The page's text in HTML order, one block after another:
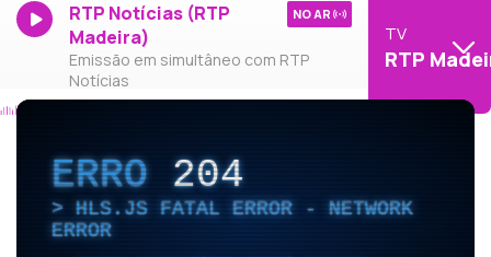
RTP Notícias (RTP
Madeira)
Emissão em simultâneo com RTP
Notícias
NO AR
TV
RTP
ERRO204
HLS.JS FATAL ERROR - NETWORK
ERROR